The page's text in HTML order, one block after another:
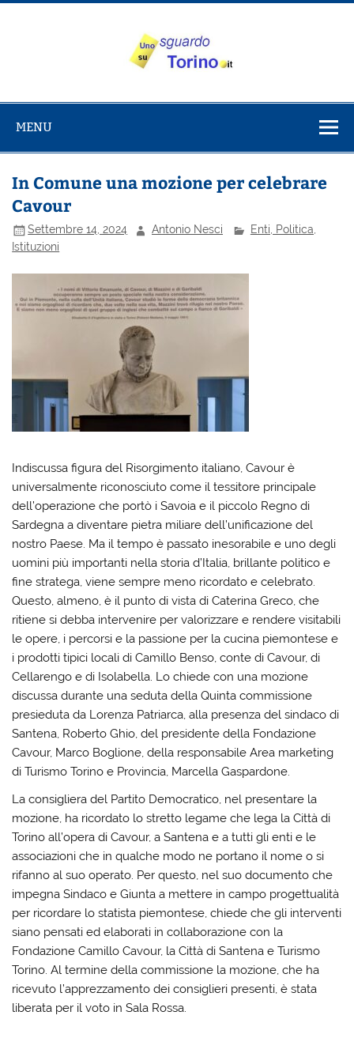
Salta
su Torino
MENU
In Comune una mozione per celebrare
Cavour
Settembre 14, 2024 Antonio Nesci
Enti, Politica,
Istituzioni
Indiscussa figura del Risorgimento italiano, Cavour è
universalmente riconosciuto come il tessitore principale
dell’operazione che portò i Savoia e il piccolo Regno di
Sardegna a diventare pietra miliare dell’unificazione del
nostro Paese. Ma il tempo è passato inesorabile e uno degli
uomini più importanti nella storia d’Italia, brillante politico e
fine stratega, viene sempre meno ricordato e celebrato.
Questo, almeno, è il punto di vista di Caterina Greco, che
ritiene si debba intervenire per valorizzare e rendere visitabili
le opere, i percorsi e la passione per la cucina piemontese e
i prodotti tipici locali di Camillo Benso, conte di Cavour, di
Cellarengo e di Isolabella. Lo chiede con una mozione
discussa durante una seduta della Quinta commissione
presieduta da Lorenza Patriarca, alla presenza del sindaco di
Santena, Roberto Ghio, del presidente della Fondazione
Cavour, Marco Boglione, della responsabile Area marketing
di Turismo Torino e Provincia, Marcella Gaspardone.
La consigliera del Partito Democratico, nel presentare la
mozione, ha ricordato lo stretto legame che lega la Città di
Torino all’opera di Cavour, a Santena e a tutti gli enti e le
associazioni che in qualche modo ne portano il nome o si
rifanno al suo operato. Per questo, nel suo documento che
impegna Sindaco e Giunta a mettere in campo progettualità
per ricordare lo statista piemontese, chiede che gli interventi
siano pensati ed elaborati in collaborazione con la
Fondazione Camillo Cavour, la Città di Santena e Turismo
Torino. Al termine della commissione la mozione, che ha
ricevuto l’apprezzamento dei consiglieri presenti, è stata
liberata per il voto in Sala Rossa.